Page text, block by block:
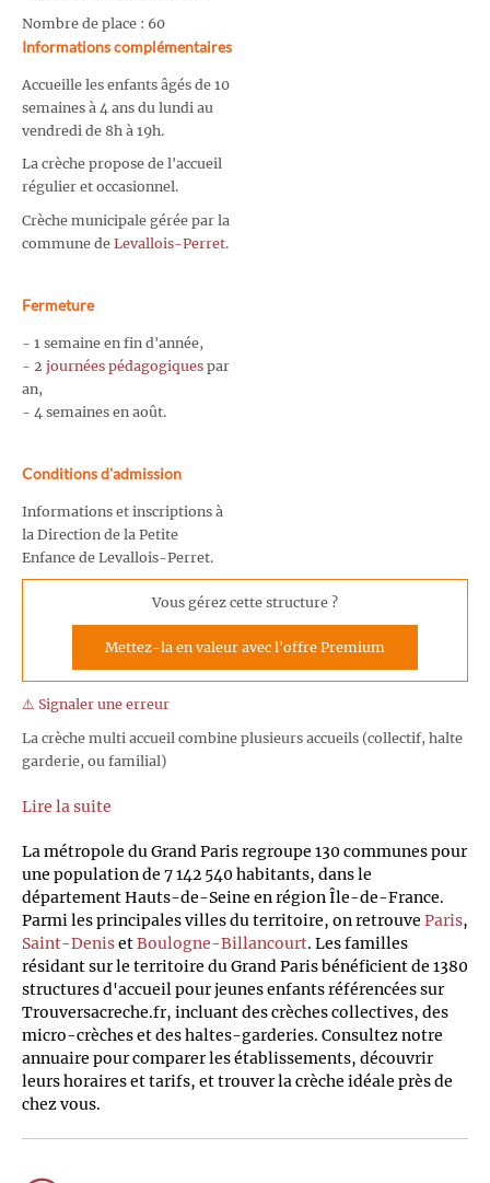
Nombre de place : 60
Informations complémentaires
Accueille les enfants âgés de 10
semaines à 4 ans du lundi au
vendredi de 8h à 19h.
La crèche propose de l'accueil
régulier et occasionnel.
Crèche municipale gérée par la
commune de Levallois-Perret.
Fermeture
- 1 semaine en fin d'année,
- 2 journées pédagogiques par
an,
- 4 semaines en août.
Conditions d'admission
Informations et inscriptions à
la Direction de la Petite
Enfance de Levallois-Perret.
Vous gérez cette structure ?
Mettez-la en valeur avec l'offre Premium
⚠️ Signaler une erreur
La crèche multi accueil combine plusieurs accueils (collectif, halte
garderie, ou familial)
Lire la suite
La métropole du Grand Paris regroupe 130 communes pour
une population de 7 142 540 habitants, dans le
département Hauts-de-Seine en région Île-de-France.
Parmi les principales villes du territoire, on retrouve Paris,
Saint-DenisetBoulogne-Billancourt. Les familles
résidant sur le territoire du Grand Paris bénéficient de 1380
structures d'accueil pour jeunes enfants référencées sur
Trouversacreche.fr, incluant des crèches collectives, des
micro-crèches et des haltes-garderies. Consultez notre
annuaire pour comparer les établissements, découvrir
leurs horaires et tarifs, et trouver la crèche idéale près de
chez vous.